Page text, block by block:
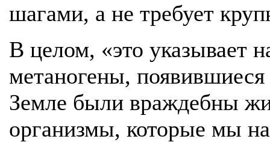
шагами, а не требует
В целом, «это указывает
метаногены, появившиеся
Земле были враждебны
организмы, которые мы